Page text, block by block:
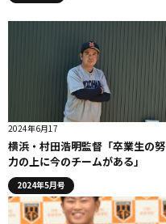
2024年6月17
横浜・村田浩明監督「卒業生の努
力の上に今のチームがある」
2024年5月号